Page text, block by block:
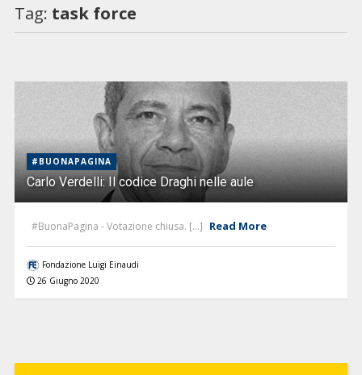
Tag: task force
#BUONAPAGINA
Carlo Verdelli: Il codice Draghi nelle aule
#BuonaPagina - Votazione chiusa. [...] Read More
Fondazione Luigi Einaudi
26 Giugno 2020